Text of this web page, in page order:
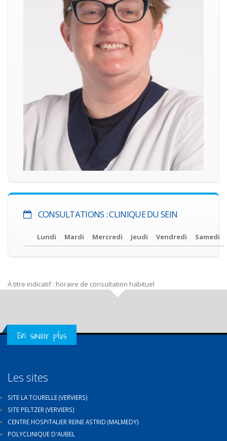
CONSULTATIONS : CLINIQUE DU SEIN
Lundi Mardi Mercredi Jeudi Vendredi Samedi
À titre indicatif : horaire de consultation habituel
Get in Touch
En savoir plus
Les sites
SITE LA TOURELLE (VERVIERS)
SITE PELTZER (VERVIERS)
CENTRE HOSPITALIER REINE ASTRID (MALMEDY)
POLYCLINIQUE D'AUBEL